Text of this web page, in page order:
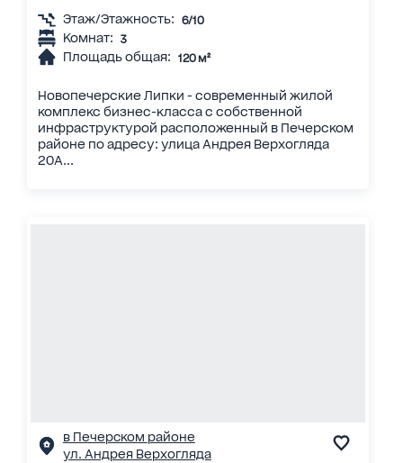
Этаж/Этажность: 6/10
Комнат: 3
Площадь общая: 120 м²
Новопечерские Липки - современный жилой
комплекс бизнес-класса с собственной
инфраструктурой расположенный в Печерском
районе по адресу: улица Андрея Верхогляда
20А...
в Печерском районе
ул. Андрея Верхогляда